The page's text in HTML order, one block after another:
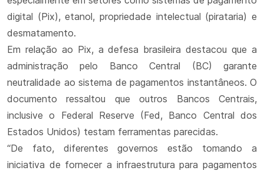
digital (Pix), etanol, propriedade intelectual (pirataria) e
desmatamento.
Em relação ao Pix, a defesa brasileira destacou que a
administração pelo Banco Central (BC) garante
neutralidade ao sistema de pagamentos instantâneos. O
documento ressaltou que outros Bancos Centrais,
inclusive o Federal Reserve (Fed, Banco Central dos
Estados Unidos) testam ferramentas parecidas.
“De fato, diferentes governos estão tomando a
iniciativa de fornecer a infraestrutura para pagamentos